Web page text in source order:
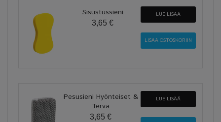
Sisustussieni
3,65 €
LUE LISÄÄ
Pesusieni Hyönteiset &
Terva
3,65 €
LUE LISÄÄ